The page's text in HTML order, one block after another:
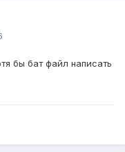
бы бат файл написать